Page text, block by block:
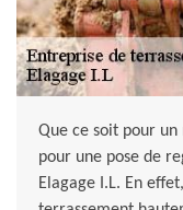
Que ce soit pour
pour une pose de
Elagage I.L. En